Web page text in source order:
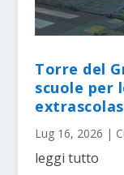
Torre del
scuole per
Lug 16, 2026 |
leggi tutto